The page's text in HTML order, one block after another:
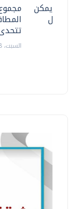
السبت، 08 اغسطس 2026 11:22 ص
.. هل يمكن
نتعامل